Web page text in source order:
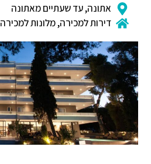
אתונה,עד שעתיים מאתונה
דירות למכירה,מלונות למכירה